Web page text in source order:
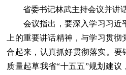
省委书记林武主持会议并讲话
会议指出，要深入学习习近
上的重要讲话精神，与学习贯
合起来，认真抓好贯彻落实。要
质量起草我省“十五五”规划建